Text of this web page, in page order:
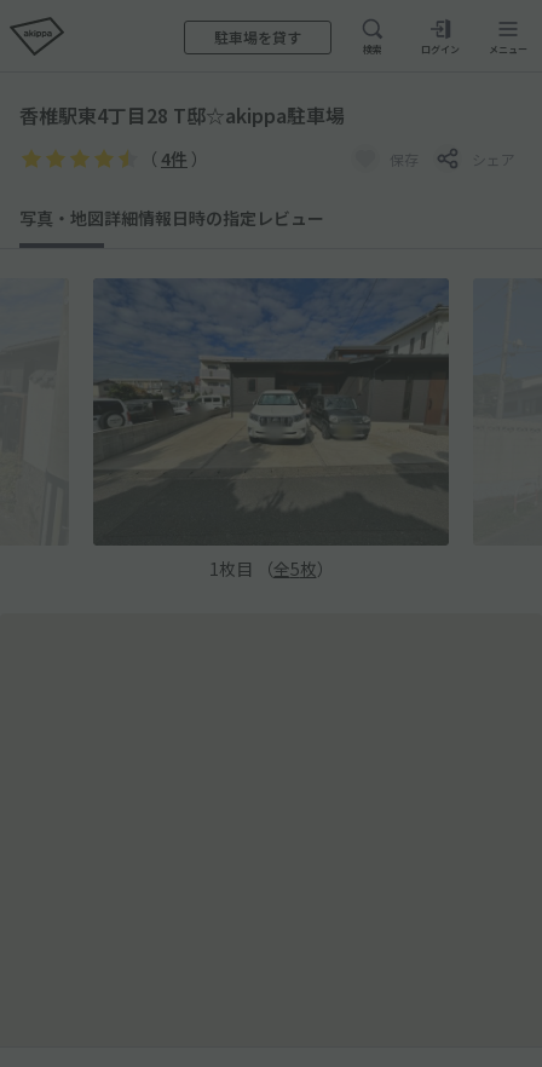
駐車場を貸す
検索 ログイン メニュー
香椎駅東4丁目28 T邸☆akippa駐車場
（ 4件 ） 保存 シェア
写真・地図詳細情報日時の指定 レビュー
1 枚目 （全5枚）